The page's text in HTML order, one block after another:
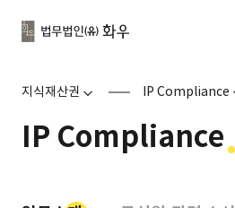
지식재산권 IP Compliance
IP Compliance